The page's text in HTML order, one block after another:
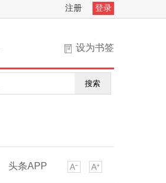
注册 登录
设为书签
搜索
头条APP